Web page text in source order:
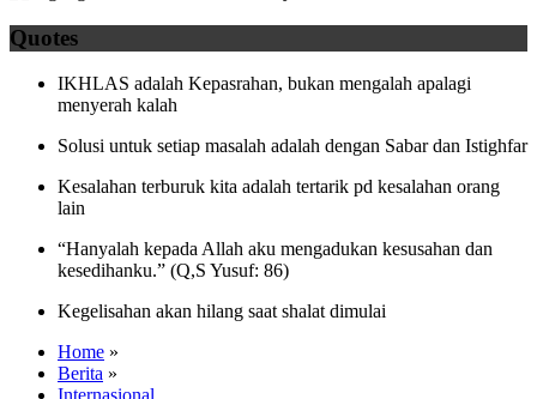
Quotes
IKHLAS adalah Kepasrahan, bukan mengalah apalagi
menyerah kalah
Solusi untuk setiap masalah adalah dengan Sabar dan Istighfar
Kesalahan terburuk kita adalah tertarik pd kesalahan orang
lain
“Hanyalah kepada Allah aku mengadukan kesusahan dan
kesedihanku.” (Q,S Yusuf: 86)
Kegelisahan akan hilang saat shalat dimulai
Home »
Berita »